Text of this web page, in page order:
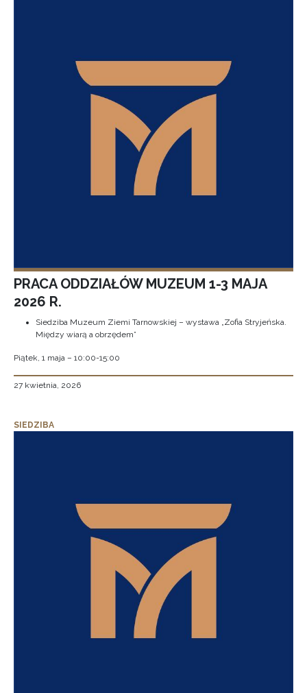
PRACA ODDZIAŁÓW MUZEUM 1-3 MAJA
2026 R.
Siedziba Muzeum Ziemi Tarnowskiej – wystawa „Zofia Stryjeńska.
Między wiarą a obrzędem”
Piątek, 1 maja – 10:00-15:00
27 kwietnia, 2026
SIEDZIBA